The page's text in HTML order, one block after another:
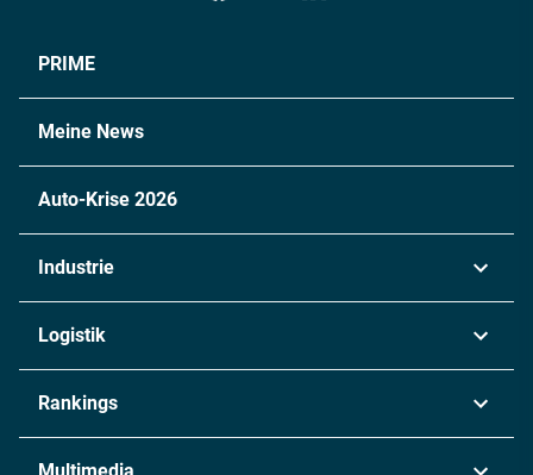
PRIME
Meine News
Auto-Krise 2026
Industrie
Chemie
Metall
Logistik
Rankings